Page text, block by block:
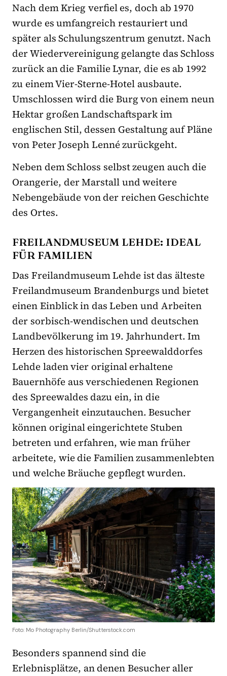
Nach dem Krieg verfiel es, doch ab 1970
wurde es umfangreich restauriert und
später als Schulungszentrum genutzt. Nach
der Wiedervereinigung gelangte das Schloss
zurück an die Familie Lynar, die es ab 1992
zu einem Vier-Sterne-Hotel ausbaute.
Umschlossen wird die Burg von einem neun
Hektar großen Landschaftspark im
englischen Stil, dessen Gestaltung auf Pläne
von Peter Joseph Lenné zurückgeht.
Neben dem Schloss selbst zeugen auch die
Orangerie, der Marstall und weitere
Nebengebäude von der reichen Geschichte
des Ortes.
FREILANDMUSEUM LEHDE: IDEAL
FÜR FAMILIEN
Das Freilandmuseum Lehde ist das älteste
Freilandmuseum Brandenburgs und bietet
einen Einblick in das Leben und Arbeiten
der sorbisch-wendischen und deutschen
Landbevölkerung im 19. Jahrhundert. Im
Herzen des historischen Spreewalddorfes
Lehde laden vier original erhaltene
Bauernhöfe aus verschiedenen Regionen
des Spreewaldes dazu ein, in die
Vergangenheit einzutauchen. Besucher
können original eingerichtete Stuben
betreten und erfahren, wie man früher
arbeitete, wie die Familien zusammenlebten
und welche Bräuche gepflegt wurden.
Foto: Mo Photography Berlin/Shutterstock.com
Besonders spannend sind die
Erlebnisplätze, an denen Besucher aller